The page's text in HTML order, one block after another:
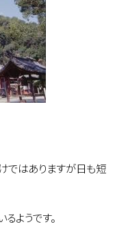
ではありますが日も短
ようです。